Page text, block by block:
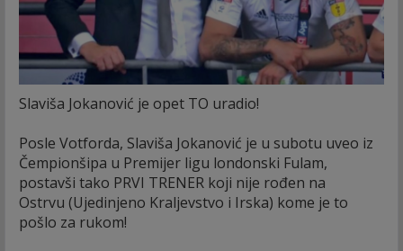
Slaviša Jokanović je opet TO uradio!
Posle Votforda, Slaviša Jokanović je u subotu uveo iz
Čempionšipa u Premijer ligu londonski Fulam,
postavši tako PRVI TRENER koji nije rođen na
Ostrvu (Ujedinjeno Kraljevstvo i Irska) kome je to
pošlo za rukom!